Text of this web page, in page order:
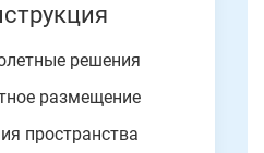
решения
размещение
пространства